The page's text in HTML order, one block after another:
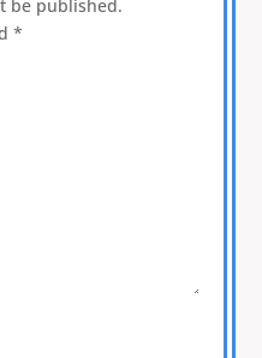
be published.
*